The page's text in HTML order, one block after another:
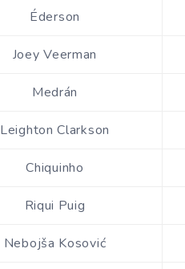
Éderson
Joey Veerman
Medrán
Leighton Clarkson
Chiquinho
Riqui Puig
Nebojša Kosović